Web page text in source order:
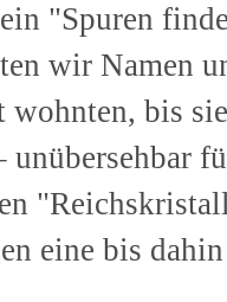
"Spuren
wir Namen
wohnten, bis
eine bis